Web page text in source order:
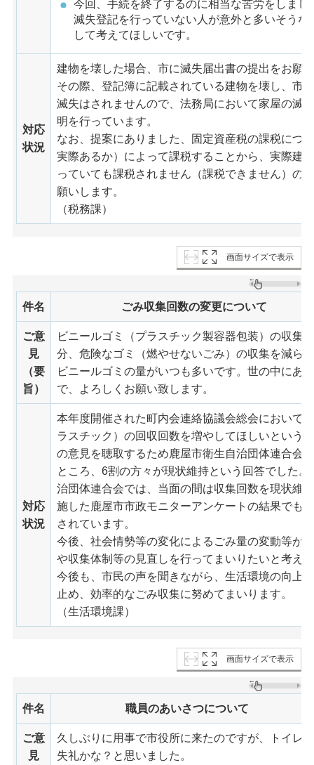
今回、手続を終了するのに相当な苦労をしま
滅失登記を行っていない人が意外と多いそう
して考えてほしいです。
対応
状況
建物を壊した場合、市に滅失届出書の提出をお願
その際、登記簿に記載されている建物を壊し、市
滅失はされませんので、法務局において家屋の滅
明を行っています。
なお、提案にありました、固定資産税の課税につ
実際あるか）によって課税することから、実際建
っていても課税されません（課税できません）の
願いします。
（税務課）
画面サイズで表示
件名 ごみ収集回数の変更について
ご意
見
（要
旨）
ビニールゴミ（プラスチック製容器包装）の収集
分、危険なゴミ（燃やせないごみ）の収集を減ら
ビニールゴミの量がいつも多いです。世の中にあ
で、よろしくお願い致します。
対応
状況
本年度開催された町内会連絡協議会総会において
ラスチック）の回収回数を増やしてほしいという
の意見を聴取するため鹿屋市衛生自治団体連合会
ところ、6割の方々が現状維持という回答でした
治団体連合会では、当面の間は収集回数を現状維
施した鹿屋市市政モニターアンケートの結果でも
されています。
今後、社会情勢等の変化によるごみ量の変動等が
や収集体制等の見直しを行ってまいりたいと考え
今後も、市民の声を聞きながら、生活環境の向上
止め、効率的なごみ収集に努めてまいります。
（生活環境課）
画面サイズで表示
件名 職員のあいさつについて
ご意
見
久しぶりに用事で市役所に来たのですが、トイレ
失礼かな？と思いました。